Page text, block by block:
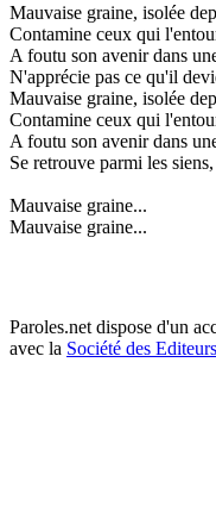
Mauvaise graine, isolée
Contamine ceux qui
A foutu son avenir dans
N'apprécie pas ce qu'il
Mauvaise graine, isolée
Contamine ceux qui
A foutu son avenir dans
Se retrouve parmi les
Mauvaise graine...
Mauvaise graine...
Paroles.net dispose d'un
avec la Société des